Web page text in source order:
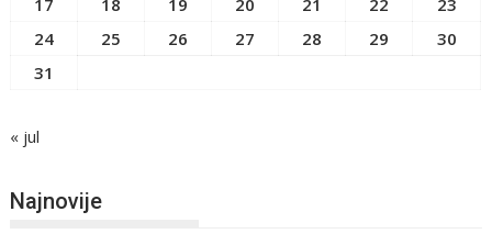
17
18 19 20 21 22
23
24
25 26 27 28 29
30
31
« jul
Najnovije